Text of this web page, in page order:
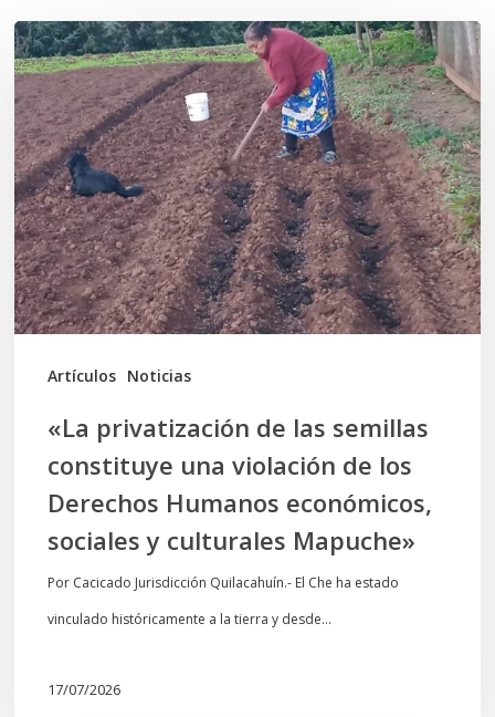
Artículos Noticias
«La
privatización
de
las
semillas
constituye
una
violación
de
Humanos
económicos,
sociales
culturales
Mapuche»
«La privatización de las semillas
constituye una violación de los
Derechos Humanos económicos,
sociales y culturales Mapuche»
Por Cacicado Jurisdicción Quilacahuín.- El Che ha estado
vinculado históricamente a la tierra y desde…
17/07/2026